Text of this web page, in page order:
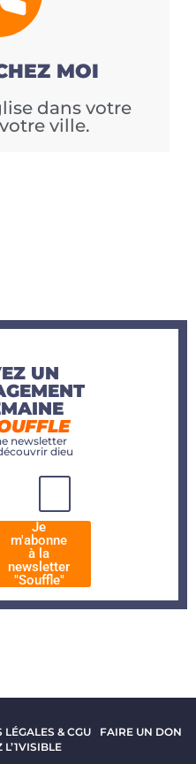
MOI
dans votre
ville.
UN
newsletter
dieu
Je
m'abonne
à la
newsletter
"Souffle"
LÉGALES & CGU
FAIRE UN DON
L’1VISIBLE